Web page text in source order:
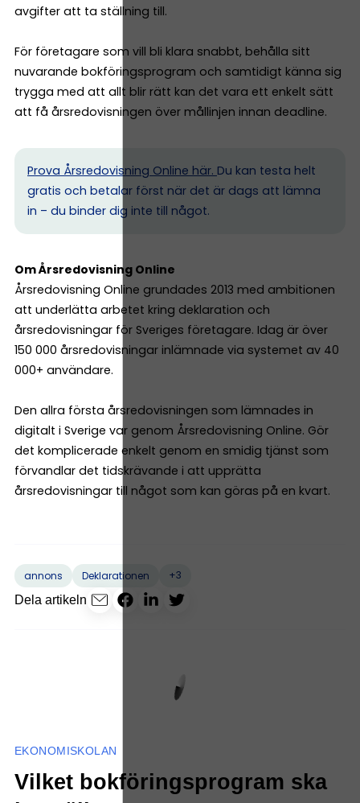
avgifter att ta ställning till.
För företagare som vill bli klara snabbt, behålla sitt
nuvarande bokföringsprogram och samtidigt känna sig
trygga med att allt blir rätt kan det vara ett enkelt sätt
att få årsredovisningen över mållinjen innan deadline.
Prova Årsredovisning Online här. Du kan testa helt
gratis och betalar först när det är dags att lämna
in – du binder dig inte till något.
Om Årsredovisning Online
Årsredovisning Online grundades 2013 med ambitionen
att underlätta arbetet kring deklaration och
årsredovisningar för Sveriges företagare. Idag är över
150 000 årsredovisningar inlämnade via systemet av 40
000+ användare.
Den allra första årsredovisningen som lämnades in
digitalt i Sverige var genom Årsredovisning Online. Gör
det komplicerade enkelt genom en smidig tjänst som
förvandlar det tidskrävande i att upprätta
årsredovisningar till något som kan göras på en kvart.
annons Deklarationen
+3
Dela artikeln
EKONOMISKOLAN
Vilket bokföringsprogram ska